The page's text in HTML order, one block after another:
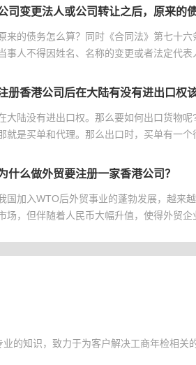
司变更法人或公司转让之后，原来的
来的债务怎么算？同时《合同法》第七十六
事人不得因姓名、名称的变更或者法定代表
册香港公司后在大陆有没有进出口权
大陆没有进出口权。那么要如何出口货物呢
就是买单和代理。那么出口时，买单有一个
什么做外贸要注册一家香港公司？
国加入WTO后外贸事业的蓬勃发展，越来
场，但伴随着人民币大幅升值，使得外贸企
的知识，致力于为客户解决工商年检相关